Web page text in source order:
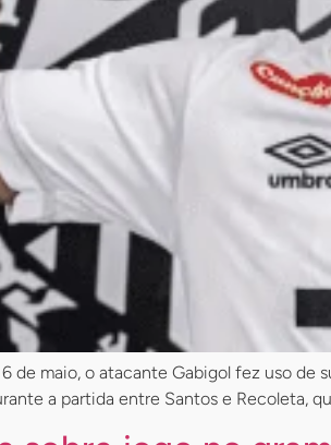
de maio, o atacante Gabigol fez uso de
a partida entre Santos e Recoleta,